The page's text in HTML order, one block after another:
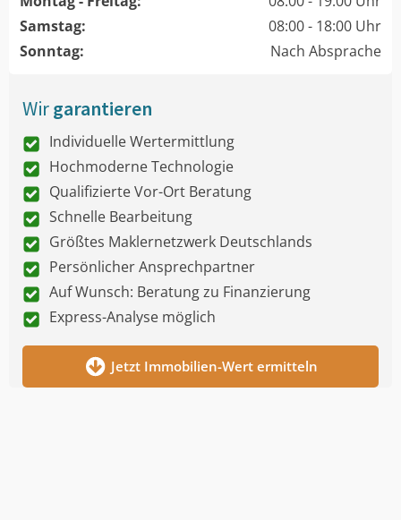
Samstag:
08:00 - 18:00 Uhr
Sonntag:
Nach Absprache
Wirgarantieren
Individuelle Wertermittlung
Hochmoderne Technologie
Qualifizierte Vor-Ort Beratung
Schnelle Bearbeitung
Größtes Maklernetzwerk Deutschlands
Persönlicher Ansprechpartner
Auf Wunsch: Beratung zu Finanzierung
Express-Analyse möglich
Jetzt Immobilien-Wert ermitteln